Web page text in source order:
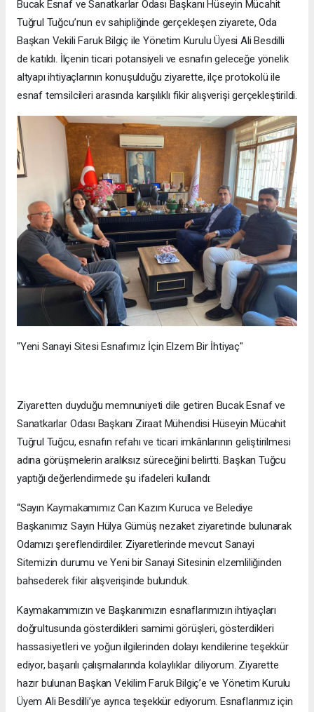
Bucak Esnaf ve Sanatkarlar Odası Başkanı Hüseyin Mücahit
Tuğrul Tuğcu’nun ev sahipliğinde gerçekleşen ziyarete, Oda
Başkan Vekili Faruk Bilgiç ile Yönetim Kurulu Üyesi Ali Besdilli
de katıldı. İlçenin ticari potansiyeli ve esnafın geleceğe yönelik
altyapı ihtiyaçlarının konuşulduğu ziyarette, ilçe protokolü ile
esnaf temsilcileri arasında karşılıklı fikir alışverişi gerçekleştirildi.
"Yeni Sanayi Sitesi Esnafımız İçin Elzem Bir İhtiyaç"
Ziyaretten duyduğu memnuniyeti dile getiren Bucak Esnaf ve
Sanatkarlar Odası Başkanı Ziraat Mühendisi Hüseyin Mücahit
Tuğrul Tuğcu, esnafın refahı ve ticari imkânlarının geliştirilmesi
adına görüşmelerin aralıksız süreceğini belirtti. Başkan Tuğcu
yaptığı değerlendirmede şu ifadeleri kullandı:
“Sayın Kaymakamımız Can Kazım Kuruca ve Belediye
Başkanımız Sayın Hülya Gümüş nezaket ziyaretinde bulunarak
Odamızı şereflendirdiler. Ziyaretlerinde mevcut Sanayi
Sitemizin durumu ve Yeni bir Sanayi Sitesinin elzemliliğinden
bahsederek fikir alışverişinde bulunduk.
Kaymakamımızın ve Başkanımızın esnaflarımızın ihtiyaçları
doğrultusunda gösterdikleri samimi görüşleri, gösterdikleri
hassasiyetleri ve yoğun ilgilerinden dolayı kendilerine teşekkür
ediyor, başarılı çalışmalarında kolaylıklar diliyorum. Ziyarette
hazır bulunan Başkan Vekilim Faruk Bilgiç’e ve Yönetim Kurulu
Üyem Ali Besdilli’ye ayrıca teşekkür ediyorum. Esnaflarımız için